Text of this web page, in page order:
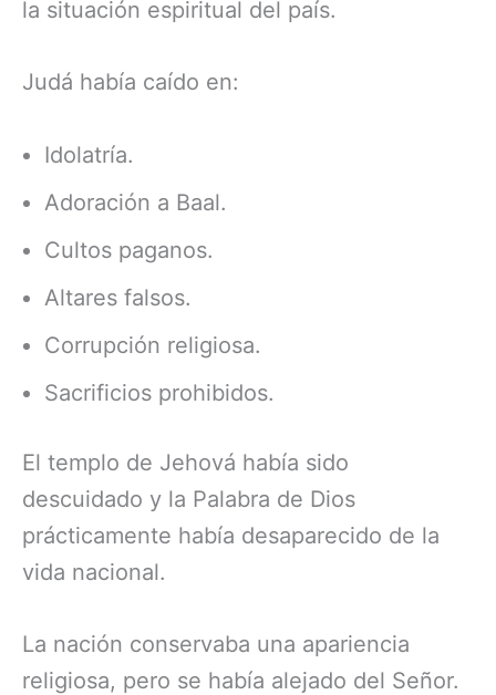
la situación espiritual del país.
Judá había caído en:
Idolatría.
Adoración a Baal.
Cultos paganos.
Altares falsos.
Corrupción religiosa.
Sacrificios prohibidos.
El templo de Jehová había sido
descuidado y la Palabra de Dios
prácticamente había desaparecido de la
vida nacional.
La nación conservaba una apariencia
religiosa, pero se había alejado del Señor.